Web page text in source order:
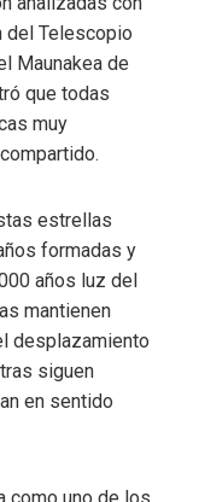
del Telescopio
Maunakea de
que todas
muy
estrellas
formadas y
años luz del
mantienen
desplazamiento
siguen
en sentido